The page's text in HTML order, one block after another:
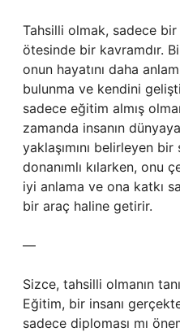
Tahsilli olmak, sadece
ötesinde bir kavramdır.
onun hayatını daha
bulunma ve kendini
sadece eğitim almış
zamanda insanın
yaklaşımını belirleyen
donanımlı kılarken, onu
iyi anlama ve ona katkı
bir araç haline getirir.
—
Sizce, tahsilli olmanın
Eğitim, bir insanı
sadece diploması mı